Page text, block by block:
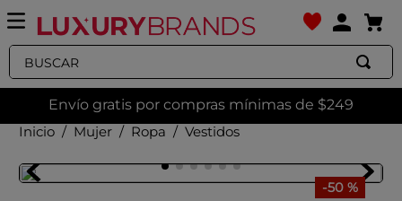
Buscar
Envío gratis por compras mínimas de $249
Mujer
Ropa Vestidos
-50 %